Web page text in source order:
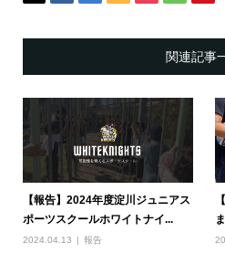
関連記事
【報告】2024年度淀川ジュニアス
ポーツスクールホワイトナイ...
2024.04.13 報告